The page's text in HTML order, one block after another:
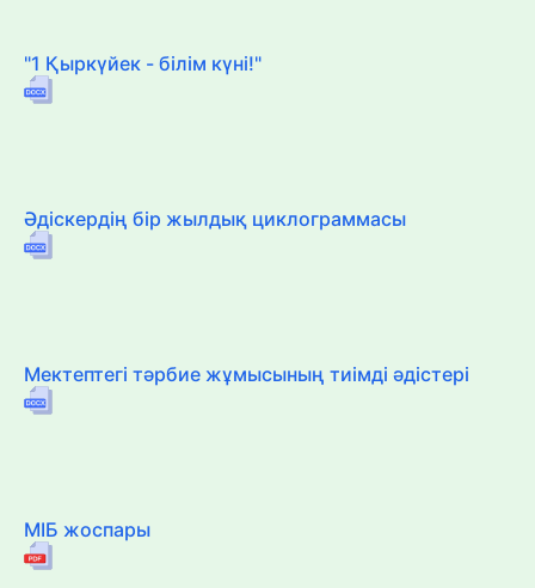
"1 Қыркүйек - білім күні!"
Әдіскердің бір жылдық циклограммасы
Мектептегі тәрбие жұмысының тиімді әдістері
МІБ жоспары